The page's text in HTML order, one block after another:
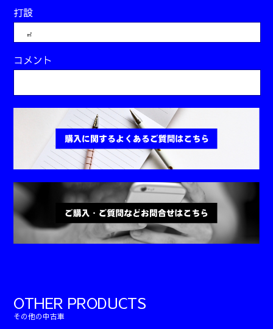
打設
㎥
コメント
OTHER PRODUCTS